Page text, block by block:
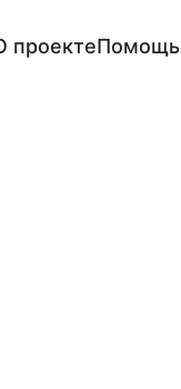
проектеПомощь